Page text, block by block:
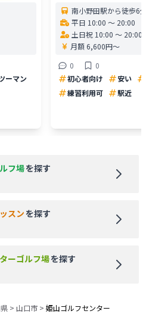
ーマン
南小野田駅から徒歩6
平日 10:00 〜 20:00
土日祝 10:00 〜 20:00
月額 6,600円〜
0
0
初心者向け
安い
練習利用可
駅近
フ場を探す
スンを探す
ーゴルフ場を探す
> 山口市 > 姫山ゴルフセンター